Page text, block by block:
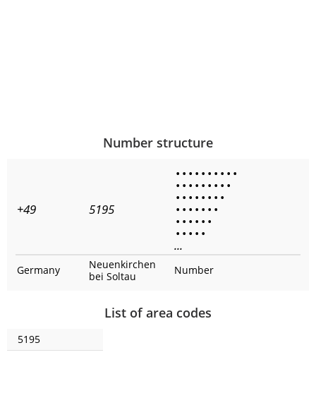
Number structure
+49 5195
• • • • • • • • • •
• • • • • • • • •
• • • • • • • •
• • • • • • •
• • • • • •
• • • • •
...
Germany
Neuenkirchen
bei Soltau
Number
List of area codes
5195